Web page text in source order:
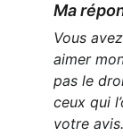
Ma
Vous
aimer
pas le
ceux qui
votre avis.